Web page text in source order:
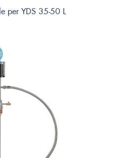
per YDS 35-50 L